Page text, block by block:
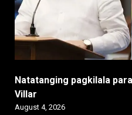
Natatanging pagkilala
Villar
August 4, 2026